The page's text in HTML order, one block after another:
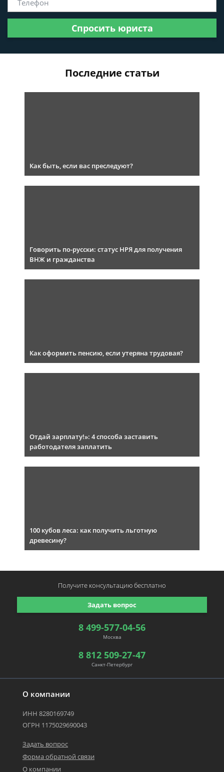
Спросить юриста
Последние статьи
Как быть, если вас преследуют?
Говорить по-русски: статус НРЯ для получения
ВНЖ и гражданства
Как оформить пенсию, если утеряна трудовая?
Отдай зарплату!»: 4 способа заставить
работодателя заплатить
100 кубов леса: как получить льготную
древесину?
О компании
ИНН 8280169749
ОГРН 1175029690043
Задать вопрос
Форма обратной связи
О компании
8 499-577-04-56
Москва
8 812 509-27-47
Санкт-Петербург
Задать вопрос
Получите консультациюбесплатно